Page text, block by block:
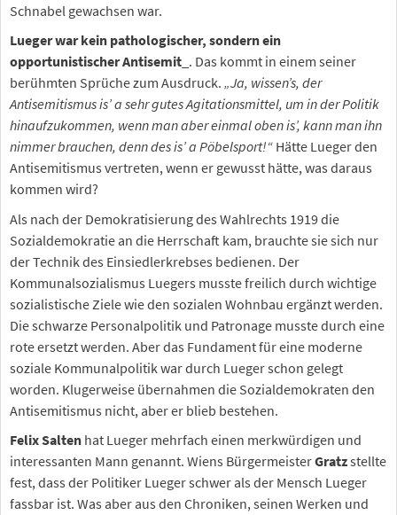
Schnabel gewachsen war.
Lueger war kein pathologischer, sondern ein
opportunistischer Antisemit _. Das kommt in einem seiner
berühmten Sprüche zum Ausdruck. „Ja, wissen’s, der
Antisemitismus is’ a sehr gutes Agitationsmittel, um in der Politik
hinaufzukommen, wenn man aber einmal oben is’, kann man ihn
nimmer brauchen, denn des is’ a Pöbelsport!“ Hätte Lueger den
Antisemitismus vertreten, wenn er gewusst hätte, was daraus
kommen wird?
Als nach der Demokratisierung des Wahlrechts 1919 die
Sozialdemokratie an die Herrschaft kam, brauchte sie sich nur
der Technik des Einsiedlerkrebses bedienen. Der
Kommunalsozialismus Luegers musste freilich durch wichtige
sozialistische Ziele wie den sozialen Wohnbau ergänzt werden.
Die schwarze Personalpolitik und Patronage musste durch eine
rote ersetzt werden. Aber das Fundament für eine moderne
soziale Kommunalpolitik war durch Lueger schon gelegt
worden. Klugerweise übernahmen die Sozialdemokraten den
Antisemitismus nicht, aber er blieb bestehen.
Felix Salten hat Lueger mehrfach einen merkwürdigen und
interessanten Mann genannt. Wiens BürgermeisterGratzstellte
fest, dass der Politiker Lueger schwer als der Mensch Lueger
fassbar ist. Was aber aus den Chroniken, seinen Werken und